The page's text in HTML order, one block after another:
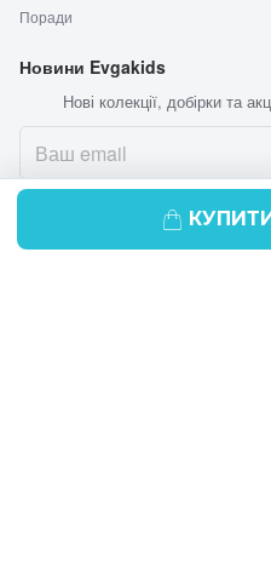
Поради
Новини Evgakids
Нові колекції, добірки та